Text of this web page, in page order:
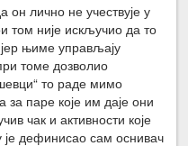
он лично не учествује у
том није искључио да то
њиме управљају
томе дозволио
то раде мимо
за паре које им даје они
чак и активности које
је дефинисао сам оснивач